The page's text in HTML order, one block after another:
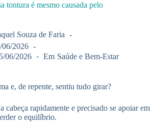
tontura é mesmo causada pelo
Souza de Faria
06/2026
06/2026 Em Saúde e Bem-Estar
e, de repente, sentiu tudo girar?
cabeça rapidamente e precisado se apoiar em
o equilíbrio.